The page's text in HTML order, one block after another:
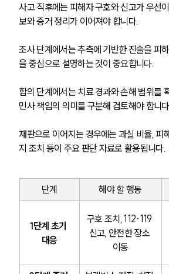
팀소개
팀소개
대륜의 강점
글로벌 파트너 로
고객의 소리
통합검색
업무사례
주요 업무사례
사례분석/최신동향
법률정보
법률지식인
사고 직후에는 피해자 구호와 신고가 우선
보와 증거 정리가 이어져야 합니다.
조사 단계에서는 추측에 기반한 진술을 피
을 중심으로 설명하는 것이 중요합니다.
합의 단계에서는 치료 경과와 손해 범위를
민사 책임의 의미를 구분해 검토해야 합니다.
재판으로 이어지는 경우에는 과실 비율, 피
지 조치 등이 주요 판단 자료로 활용됩니다.
단계 해야 할 행동
1단계 초기
대응
구호 조치, 112·119
신고, 안전한 장소
이동